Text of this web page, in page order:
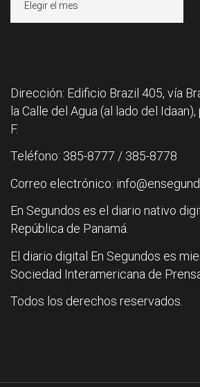
Dirección: Edificio Brazil 405, vía
la Calle del Agua (al lado del
F.
Teléfono: 385-8777 / 385-8778
Correo electrónico:
En Segundos es el diario nativo
República de Panamá.
El diario digital En Segundos es
Sociedad Interamericana de
Todos los derechos reservados.